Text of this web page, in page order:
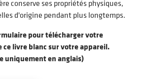
conserve ses propriétés physiques,
d'origine pendant plus longtemps.
pour télécharger votre
livre blanc sur votre appareil.
uniquement en anglais)